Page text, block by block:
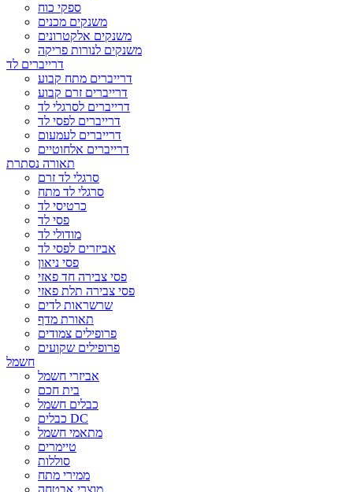
ספקי כוח
משנקים מכנים
משנקים אלקטרונים
משנקים לנורות פריקה
דרייברים לד
דרייברים מתח קבוע
דרייברים זרם קבוע
דרייברים לסרגלי לד
דרייברים לפסי לד
דרייברים לעמעום
דרייברים אלחוטיים
תאורה נסתרת
סרגלי לד זרם
סרגלי לד מתח
כרטיסי לד
פסי לד
מודולי לד
אביזרים לפסי לד
פסי ניאון
פסי צבירה חד פאזי
פסי צבירה תלת פאזי
שרשראות לדים
תאורת מדף
פרופילים צמודים
פרופילים שקועים
חשמל
אביזרי חשמל
בית חכם
כבלים חשמל
כבלים DC
מתאמי חשמל
טיימרים
סוללות
ממירי מתח